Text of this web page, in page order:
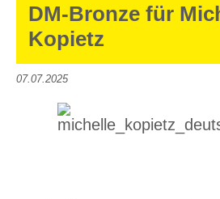
DM-Bronze für
Kopietz
07.07.2025